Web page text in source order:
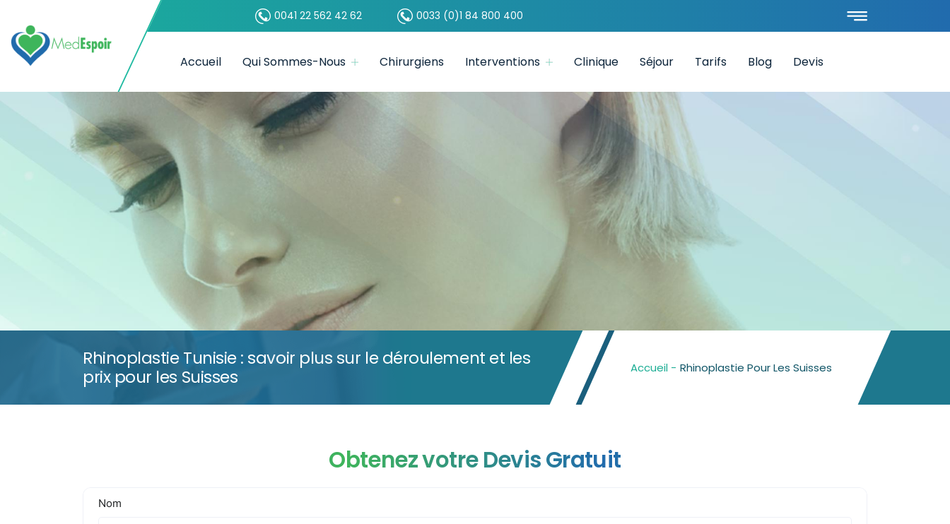
0041 22 562 42 62 0033 (0)1 84 800 400
Accueil Qui Sommes-Nous Chirurgiens Interventions Clinique Séjour Tarifs Blog Devis
Rhinoplastie Tunisie : savoir plus sur le déroulement et les
prix pour les Suisses
Accueil - Rhinoplastie Pour Les Suisses
Obtenez votre Devis Gratuit